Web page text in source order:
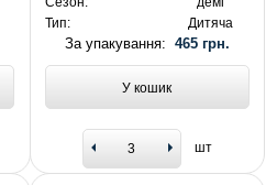
Тип:
Дитяча
За упакування: 465 грн.
У кошик
шт